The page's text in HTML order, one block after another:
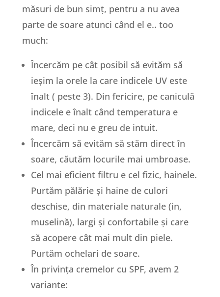
măsuri de bun simț, pentru a nu avea
parte de soare atunci când el e.. too
much:
Încercăm pe cât posibil să evităm să
ieșim la orele la care indicele UV este
înalt ( peste 3). Din fericire, pe caniculă
indicele e înalt când temperatura e
mare, deci nu e greu de intuit.
Încercăm să evităm să stăm direct în
soare, căutăm locurile mai umbroase.
Cel mai eficient filtru e cel fizic, hainele.
Purtăm pălărie și haine de culori
deschise, din materiale naturale (in,
muselină), largi și confortabile și care
să acopere cât mai mult din piele.
Purtăm ochelari de soare.
În privința cremelor cu SPF, avem 2
variante: